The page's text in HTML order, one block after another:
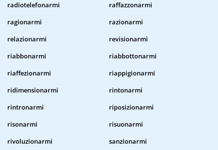
radiotelefonarmi
raffazzonarmi
ragionarmi
razionarmi
relazionarmi
revisionarmi
riabbonarmi
riabbottonarmi
riaffezionarmi
riappigionarmi
ridimensionarmi
rintonarmi
rintronarmi
riposizionarmi
risonarmi
risuonarmi
rivoluzionarmi
sanzionarmi